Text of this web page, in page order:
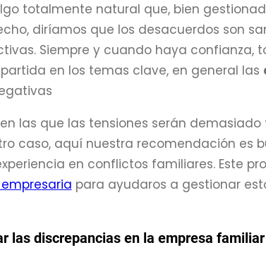
totalmente natural que, bien
diríamos que los desacuerdos son
Siempre y cuando haya confianza,
en los temas clave, en general las
las que las tensiones serán
caso, aquí nuestra recomendación es
en conflictos familiares. Este
para ayudaros a gestionar
las discrepancias en la empresa familiar